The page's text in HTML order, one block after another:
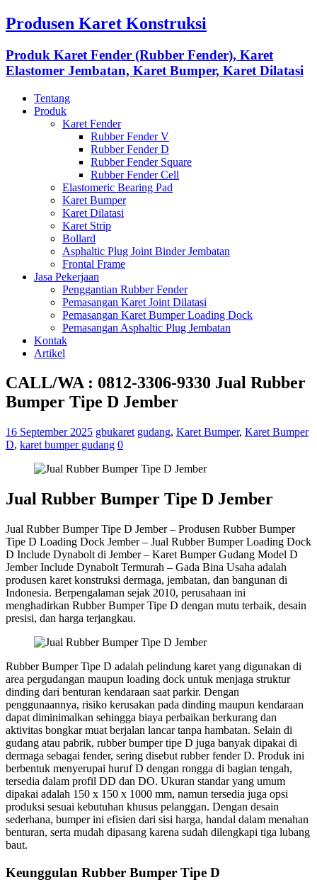
Produsen Karet Konstruksi
Produk Karet Fender (Rubber Fender), Karet
Elastomer Jembatan, Karet Bumper, Karet Dilatasi
Tentang
Produk
Karet Fender
Rubber Fender V
Rubber Fender D
Rubber Fender Square
Rubber Fender Cell
Elastomeric Bearing Pad
Karet Bumper
Karet Dilatasi
Karet Strip
Bollard
Asphaltic Plug Joint Binder Jembatan
Frontal Frame
Jasa Pekerjaan
Penggantian Rubber Fender
Pemasangan Karet Joint Dilatasi
Pemasangan Karet Bumper Loading Dock
Pemasangan Asphaltic Plug Jembatan
Kontak
Artikel
CALL/WA : 0812-3306-9330 Jual Rubber
Bumper Tipe D Jember
16 September 2025 gbukaret gudang, Karet Bumper, Karet Bumper
D, karet bumper gudang 0
Jual Rubber Bumper Tipe D Jember
Jual Rubber Bumper Tipe D Jember – Produsen Rubber Bumper
Tipe D Loading Dock Jember – Jual Rubber Bumper Loading Dock
D Include Dynabolt di Jember – Karet Bumper Gudang Model D
Jember Include Dynabolt Termurah – Gada Bina Usaha adalah
produsen karet konstruksi dermaga, jembatan, dan bangunan di
Indonesia. Berpengalaman sejak 2010, perusahaan ini
menghadirkan Rubber Bumper Tipe D dengan mutu terbaik, desain
presisi, dan harga terjangkau.
Rubber Bumper Tipe D adalah pelindung karet yang digunakan di
area pergudangan maupun loading dock untuk menjaga struktur
dinding dari benturan kendaraan saat parkir. Dengan
penggunaannya, risiko kerusakan pada dinding maupun kendaraan
dapat diminimalkan sehingga biaya perbaikan berkurang dan
aktivitas bongkar muat berjalan lancar tanpa hambatan. Selain di
gudang atau pabrik, rubber bumper tipe D juga banyak dipakai di
dermaga sebagai fender, sering disebut rubber fender D. Produk ini
berbentuk menyerupai huruf D dengan rongga di bagian tengah,
tersedia dalam profil DD dan DO. Ukuran standar yang umum
dipakai adalah 150 x 150 x 1000 mm, namun tersedia juga opsi
produksi sesuai kebutuhan khusus pelanggan. Dengan desain
sederhana, bumper ini efisien dari sisi harga, handal dalam menahan
benturan, serta mudah dipasang karena sudah dilengkapi tiga lubang
baut.
Keunggulan Rubber Bumper Tipe D